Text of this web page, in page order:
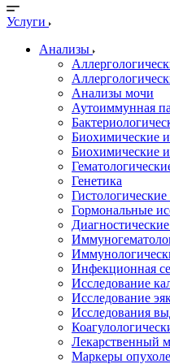
Услуги
Анализы
Анализы мочи
Аутоиммунная
Биохимические
Биохимические
Генетика
Гормональные
Инфекционная
Исследование
Исследование
Исследования
Лекарственный
Маркеры